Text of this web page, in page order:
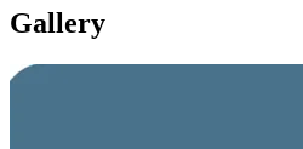
Gallery